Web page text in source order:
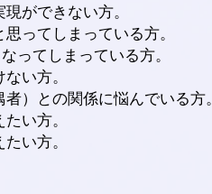
ができない方。
ってしまっている方。
ってしまっている方。
い方。
）との関係に悩んでいる方。
い方。
い方。